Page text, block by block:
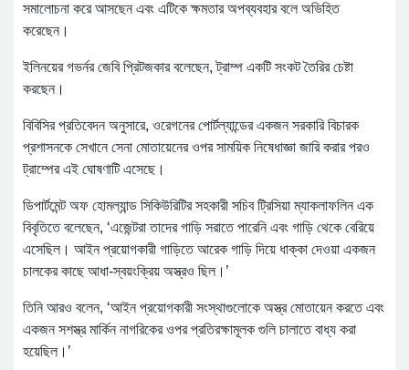
সমালোচনা করে আসছেন এবং এটিকে ক্ষমতার অপব্যবহার বলে অভিহিত
করেছেন।
ইলিনয়ের গভর্নর জেবি প্রিটজকার বলেছেন, ট্রাম্প একটি সংকট তৈরির চেষ্টা
করছেন।
বিবিসির প্রতিবেদন অনুসারে, ওরেগনের পোর্টল্যান্ডের একজন সরকারি বিচারক
প্রশাসনকে সেখানে সেনা মোতায়েনের ওপর সাময়িক নিষেধাজ্ঞা জারি করার পরও
ট্রাম্পের এই ঘোষণাটি এসেছে।
ডিপার্টমেন্ট অফ হোমল্যান্ড সিকিউরিটির সহকারী সচিব ট্রিসিয়া ম্যাকলাফলিন এক
বিবৃতিতে বলেছেন, ‘এজেন্টরা তাদের গাড়ি সরাতে পারেনি এবং গাড়ি থেকে বেরিয়ে
এসেছিল। আইন প্রয়োগকারী গাড়িতে আরেক গাড়ি দিয়ে ধাক্কা দেওয়া একজন
চালকের কাছে আধা-স্বয়ংক্রিয় অস্ত্রও ছিল।’
তিনি আরও বলেন, ‘আইন প্রয়োগকারী সংস্থাগুলোকে অস্ত্র মোতায়েন করতে এবং
একজন সশস্ত্র মার্কিন নাগরিকের ওপর প্রতিরক্ষামূলক গুলি চালাতে বাধ্য করা
হয়েছিল।’